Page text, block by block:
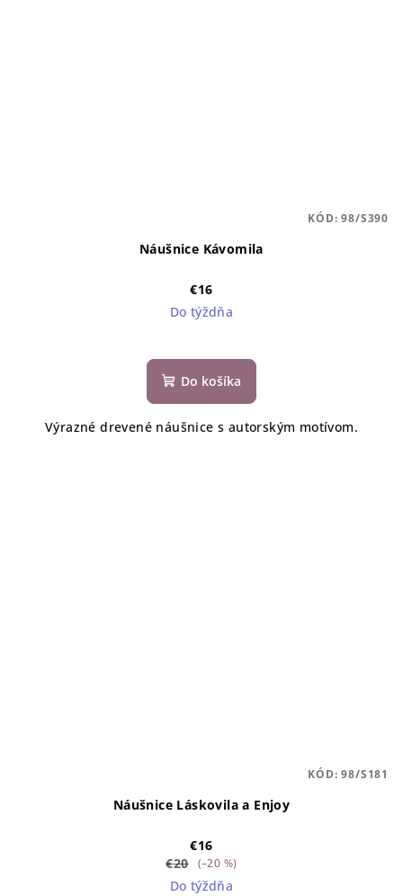
Náušnice Kávomila
€16
Do týždňa
Do košíka
Výrazné drevené náušnice s autorským motívom.
KÓD:98/S390
Náušnice Láskovila a Enjoy
€16
€20
(–20 %)
Do týždňa
KÓD:98/S181